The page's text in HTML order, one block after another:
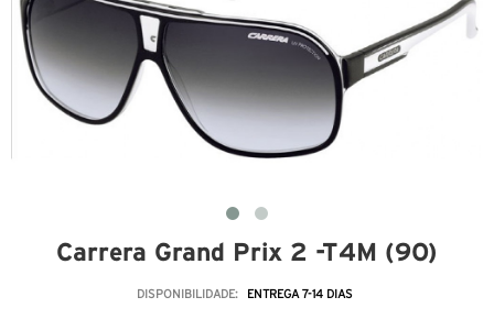
Carrera Grand Prix 2 -T4M (9O)
DISPONIBILIDADE: ENTREGA 7-14 DIAS